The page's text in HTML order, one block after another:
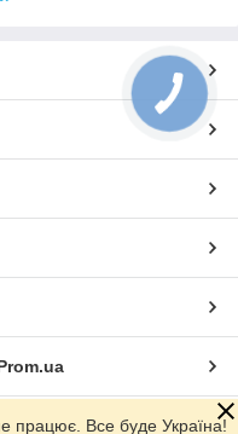
працює. Все буде Україна!